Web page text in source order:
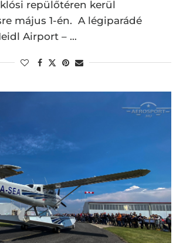
repülőtéren kerül
május 1-én. A légiparádé
Airport – …